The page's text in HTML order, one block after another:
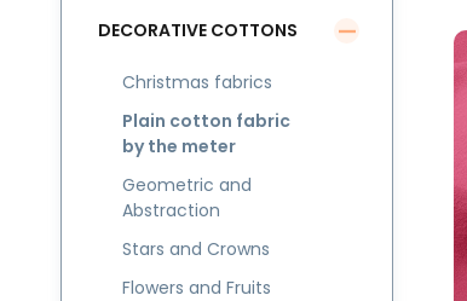
DECORATIVE COTTONS
Christmas fabrics
Plain cotton fabric
by the meter
Geometric and
Abstraction
Stars and Crowns
Flowers and Fruits